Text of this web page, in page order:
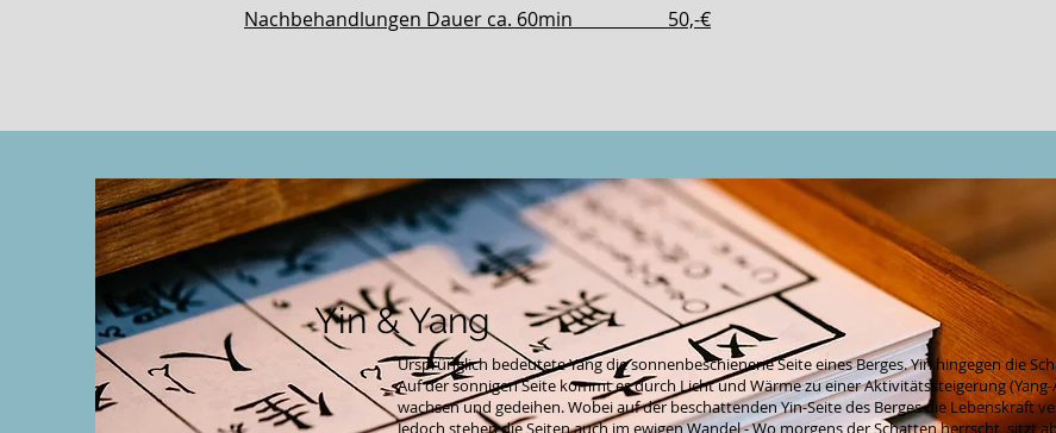
Nachbehandlungen Dauer ca. 60min 50,-€
Yin & Yang
Ursprünglich bedeutete Yang die sonnenbeschienene Seite eines Berges. Yin hingegen die
Auf der sonnigen Seite kommt es durch Licht und Wärme zu einer Aktivitätssteigerung
wachsen und gedeihen. Wobei auf der beschattenden Yin-Seite des Berges die Lebenskraft
Jedoch stehen die Seiten auch im ewigen Wandel - Wo morgens der Schatten herrscht, sitzt